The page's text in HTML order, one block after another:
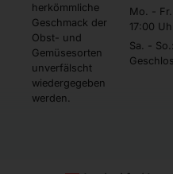
herkömmliche
Geschmack der
Obst- und
Gemüsesorten
unverfälscht
wiedergegeben
werden.
Mo. -
17:00
Sa. - So.: